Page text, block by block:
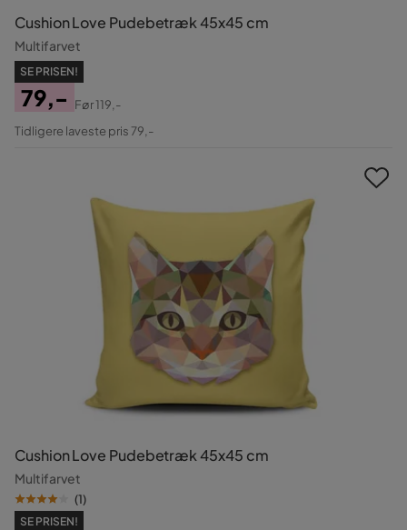
Cushion Love Pudebetræk 45x45 cm
Multifarvet
SE PRISEN!
Pris
79,-
Original
Før119,-
Tidligere laveste pris 79,-
Cushion Love Pudebetræk 45x45 cm
Multifarvet
(1)
SE PRISEN!